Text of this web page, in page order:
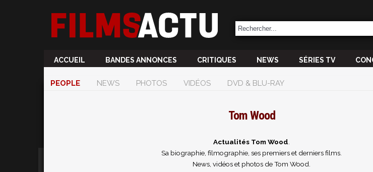
ACCUEIL BANDES ANNONCES CRITIQUES NEWS SÉRIES TV
PEOPLE NEWS PHOTOS VIDÉOS DVD & BLU-RAY
Tom Wood
Actualités Tom Wood
Sa biographie, filmographie, ses premiers et derniers films.
News, vidéos et photos de Tom Wood.